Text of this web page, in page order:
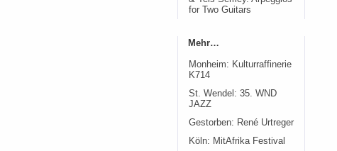
for Two Guitars
Mehr…
Monheim: Kulturraffinerie
K714
St. Wendel: 35. WND
JAZZ
Gestorben: René Urtreger
Köln: MitAfrika Festival